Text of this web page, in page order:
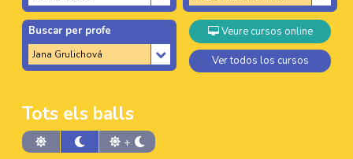
Buscar per profe Veure cursos online
Ver todos los cursos
Tots els balls
+